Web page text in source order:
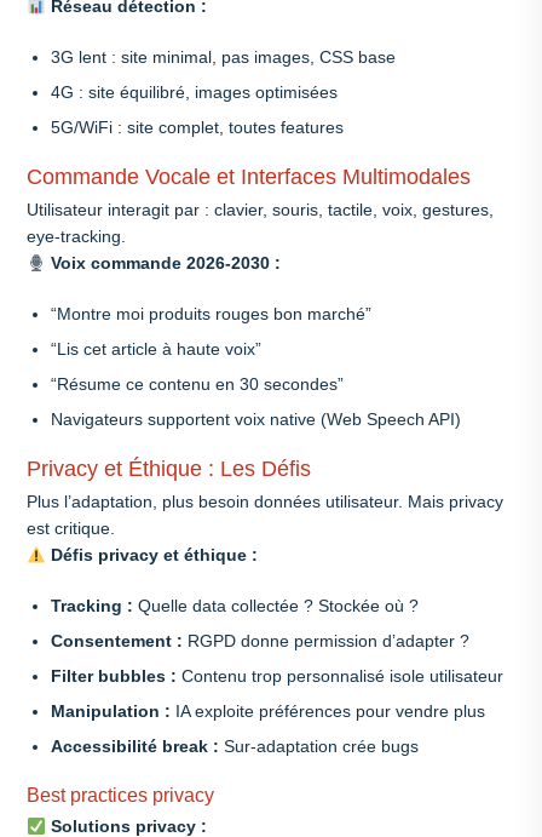
Réseau détection :
3G lent : site minimal, pas images, CSS base
4G : site équilibré, images optimisées
5G/WiFi : site complet, toutes features
Commande Vocale et Interfaces Multimodales
Utilisateur interagit par : clavier, souris, tactile, voix, gestures,
eye-tracking.
Voix commande 2026-2030 :
“Montre moi produits rouges bon marché”
“Lis cet article à haute voix”
“Résume ce contenu en 30 secondes”
Navigateurs supportent voix native (Web Speech API)
Privacy et Éthique : Les Défis
Plus l’adaptation, plus besoin données utilisateur. Mais privacy
est critique.
Défis privacy et éthique :
Tracking : Quelle data collectée ? Stockée où ?
Consentement : RGPD donne permission d’adapter ?
Filter bubbles : Contenu trop personnalisé isole utilisateur
Manipulation : IA exploite préférences pour vendre plus
Accessibilité break : Sur-adaptation crée bugs
Best practices privacy
Solutions privacy :